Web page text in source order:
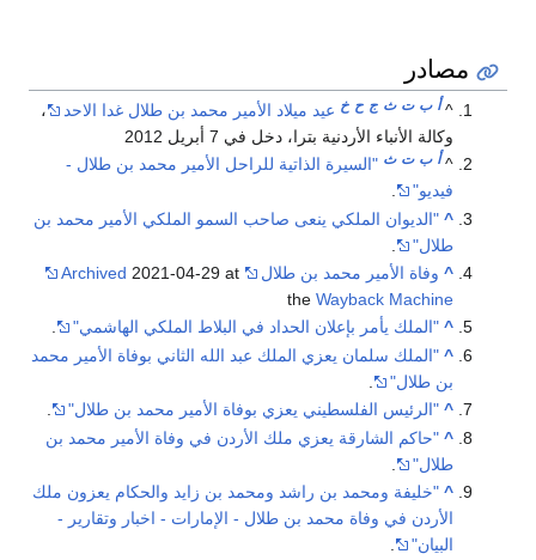
مصادر
^أ ب ت ث ج ح خ عيد ميلاد الأمير محمد بن طلال غدا الاحد
،
وكالة الأنباء الأردنية بترا، دخل في 7 أبريل 2012
^أ ب ت ث "السيرة الذاتية للراحل الأمير محمد بن طلال -
فيديو"
^ "الديوان الملكي ينعى صاحب السمو الملكي الأمير محمد بن
طلال"
^ وفاة الأمير محمد بن طلال Archived 2021-04-29 at
theWayback Machine
^ "الملك يأمر بإعلان الحداد في البلاط الملكي الهاشمي"
.
^ "الملك سلمان يعزي الملك عبد الله الثاني بوفاة الأمير محمد
بن طلال"
^ "الرئيس الفلسطيني يعزي بوفاة الأمير محمد بن طلال"
^ "حاكم الشارقة يعزي ملك الأردن في وفاة الأمير محمد بن
طلال"
^ "خليفة ومحمد بن راشد ومحمد بن زايد والحكام يعزون ملك
الأردن في وفاة محمد بن طلال - الإمارات - اخبار وتقارير -
البيان"